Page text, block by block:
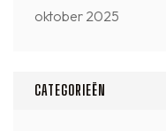
oktober 2025
CATEGORIEËN